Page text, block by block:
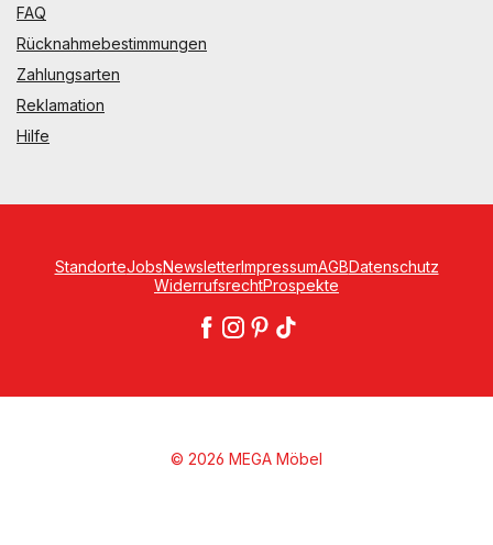
FAQ
Rücknahmebestimmungen
Zahlungsarten
Reklamation
Hilfe
StandorteJobsNewsletterImpressumAGBDatenschutz
WiderrufsrechtProspekte
© 2026 MEGA Möbel